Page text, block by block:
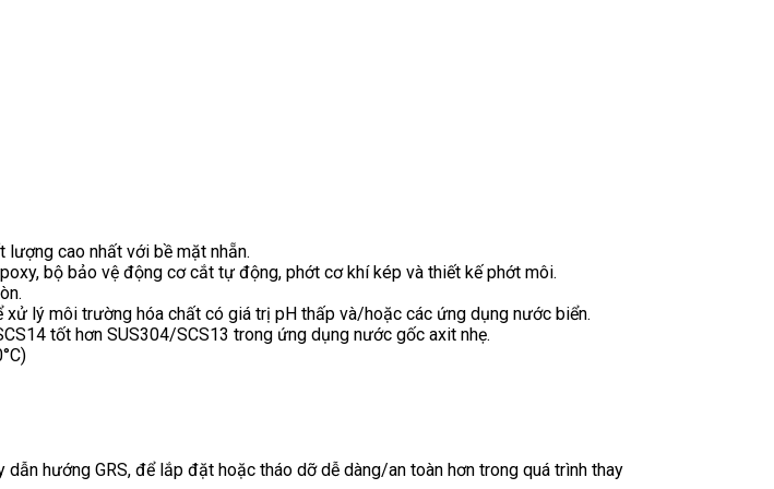
cao nhất với bề mặt nhẵn.
bộ bảo vệ động cơ cắt tự động, phớt cơ khí kép và thiết kế phớt môi.
lý môi trường hóa chất có giá trị pH thấp và/hoặc các ứng dụng nước biển.
tốt hơn SUS304/SCS13 trong ứng dụng nước gốc axit nhẹ.
hướng GRS, để lắp đặt hoặc tháo dỡ dễ dàng/an toàn hơn trong quá trình thay